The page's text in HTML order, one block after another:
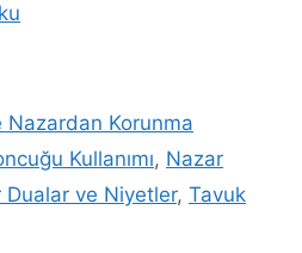
Nazardan Korunma
Kullanımı, Nazar
Dualar ve Niyetler, Tavuk